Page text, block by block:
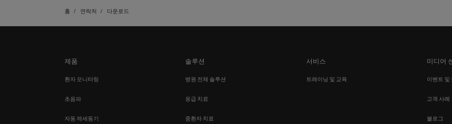
홈 연락처 다운로드
제품
환자 모니터링
초음파
자동 제세동기
솔루션
병원 전체 솔루션
응급 치료
중환자 치료
서비스
트레이닝 및 교육
미디어
이벤트 및
고객 사례
블로그